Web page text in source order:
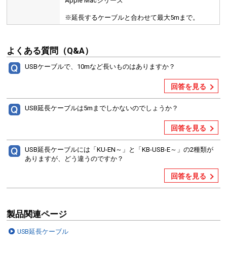
※延長するケーブルと合わせて最大5mまで。
よくある質問（Q&A）
USBケーブルで、10mなど長いものはありますか？
回答を見る
USB延長ケーブルは5mまでしかないのでしょうか？
回答を見る
USB延長ケーブルには「KU-EN～」と「KB-USB-E～」の2種類が
ありますが、どう違うのですか？
回答を見る
製品関連ページ
USB延長ケーブル